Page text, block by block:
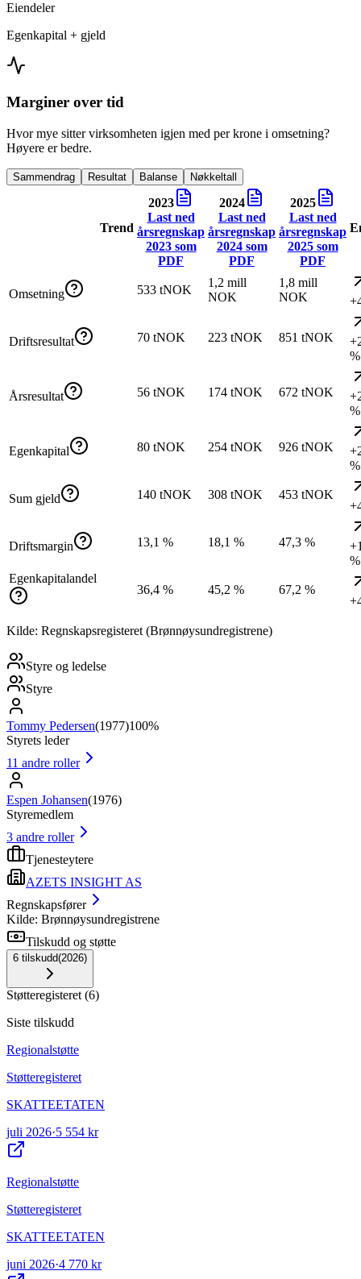
Eiendeler
Egenkapital + gjeld
Marginer over tid
Hvor mye sitter virksomheten igjen med per krone i omsetning?
Høyere er bedre.
Sammendrag Resultat Balanse Nøkkeltall
Trend
2023
Last ned
årsregnskap
2023som
PDF
2024
Last ned
årsregnskap
2024som
PDF
2025
Last ned
årsregnskap
2025som
PDF
Omsetning 533 tNOK
1,2 mill
NOK
1,8 mill
NOK
Driftsresultat 70 tNOK 223 tNOK 851 tNOK
%
Årsresultat 56 tNOK 174 tNOK 672 tNOK
%
Egenkapital 80 tNOK 254 tNOK 926 tNOK
%
Sum gjeld 140 tNOK 308 tNOK
453 tNOK
Driftsmargin 13,1 % 18,1 % 47,3 %
%
Egenkapitalandel
36,4 %
45,2 %
67,2 %
Kilde: Regnskapsregisteret (Brønnøysundregistrene)
Styre og ledelse
Styre
Tommy Pedersen(1977)100%
Styrets leder
11 andre roller
Espen Johansen(1976)
Styremedlem
3 andre roller
Tjenesteytere
AZETS INSIGHT AS
Regnskapsfører
Kilde: Brønnøysundregistrene
Tilskudd og støtte
6 tilskudd(2026)
Støtteregisteret (6)
Siste tilskudd
Regionalstøtte
Støtteregisteret
SKATTEETATEN
juli 2026·5 554 kr
Regionalstøtte
Støtteregisteret
SKATTEETATEN
juni 2026·4 770 kr